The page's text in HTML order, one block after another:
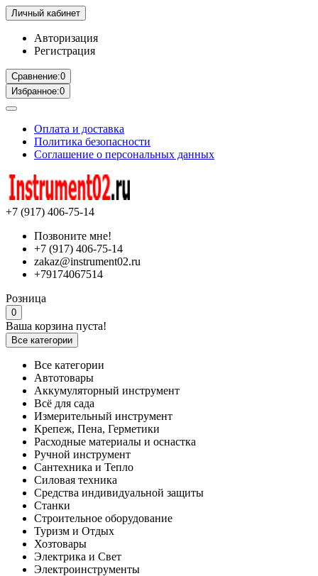
Личный кабинет
Авторизация
Регистрация
Сравнение:0
Избранное:0
Оплата и доставка
Политика безопасности
Соглашение о персональных данных
+7 (917) 406-75-14
Позвоните мне!
+7 (917) 406-75-14
zakaz@instrument02.ru
+79174067514
Розница
0
Ваша корзина пуста!
Все категории
Все категории
Автотовары
Аккумуляторный инструмент
Всё для сада
Измерительный инструмент
Крепеж, Пена, Герметики
Расходные материалы и оснастка
Ручной инструмент
Сантехника и Тепло
Силовая техника
Средства индивидуальной защиты
Станки
Строительное оборудование
Туризм и Отдых
Хозтовары
Электрика и Свет
Электроинструменты